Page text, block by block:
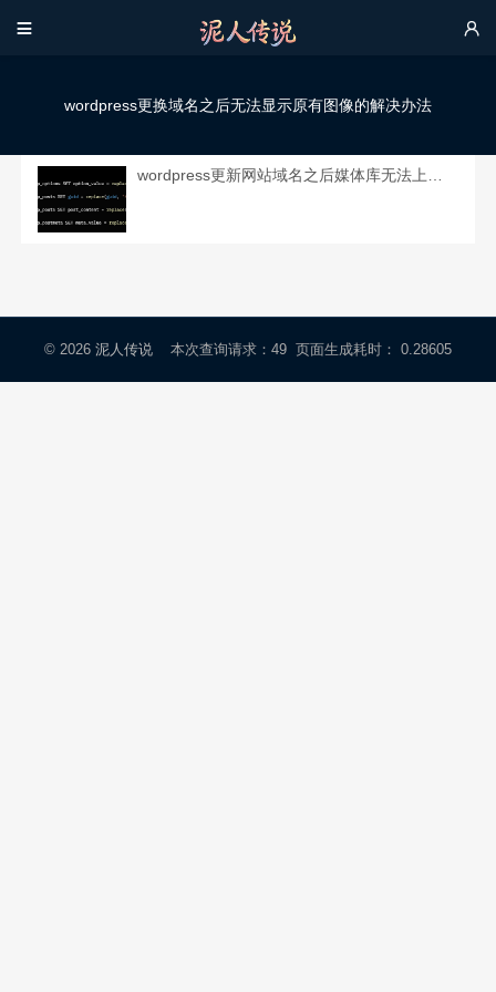
 
wordpress更换域名之后无法显示原有图像的解决办法
© 2026 泥人传说 本次查询请求：49 页面生成耗时： 0.28605